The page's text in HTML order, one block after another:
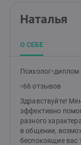
говорить о своих
выстроить
окружающими,
отношения,
снова
обретете
отмечают мою
эмпатичность.
регулярно
выражаться
свои эмоции,
Наталья
О СЕБЕ
Психолог диплом
66 отзывов
Здравствуйте!
эффективно
разного
в общении,
беспокоящие вас